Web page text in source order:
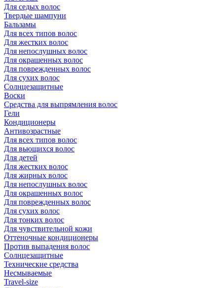
Для седых волос
Твердые шампуни
Бальзамы
Для всех типов волос
Для жестких волос
Для непослушных волос
Для окрашенных волос
Для поврежденных волос
Для сухих волос
Солнцезащитные
Воски
Средства для выпрямления волос
Гели
Кондиционеры
Антивозрастные
Для всех типов волос
Для вьющихся волос
Для детей
Для жестких волос
Для жирных волос
Для непослушных волос
Для окрашенных волос
Для поврежденных волос
Для сухих волос
Для тонких волос
Для чувствительной кожи
Оттеночные кондиционеры
Против выпадения волос
Солнцезащитные
Технические средства
Несмываемые
Travel-size